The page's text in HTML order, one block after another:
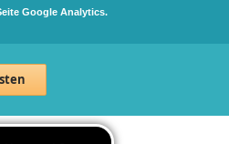
Google Analytics.